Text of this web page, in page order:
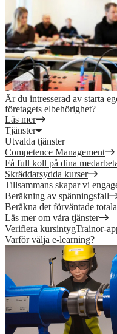
Är du intresserad av starta
företagets elbehörighet?
Läs mer
Tjänster
Utvalda tjänster
Competence Management
Få full koll på dina
Skräddarsydda kurser
Tillsammans skapar vi
Beräkning av spänningsfall
Beräkna det förväntade
Läs mer om våra tjänster
Verifiera kursintygTrainor-
Varför välja e-learning?